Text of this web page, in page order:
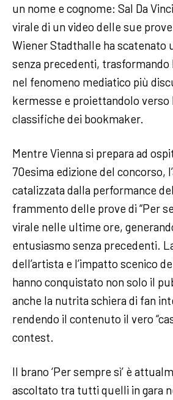
un nome e cognome: Sal Da
virale di un video delle sue
Wiener Stadthalle ha scatenato
senza precedenti, trasformando
nel fenomeno mediatico più
kermesse e proiettandolo
classifiche dei bookmaker.
Mentre Vienna si prepara ad
70esima edizione del concorso,
catalizzata dalla performance
frammento delle prove di “Per
virale nelle ultime ore,
entusiasmo senza precedenti.
dell’artista e l’impatto scenico
hanno conquistato non solo il
anche la nutrita schiera di fan
rendendo il contenuto il vero
contest.
Il brano ‘Per sempre sì’ è
ascoltato tra tutti quelli in gara